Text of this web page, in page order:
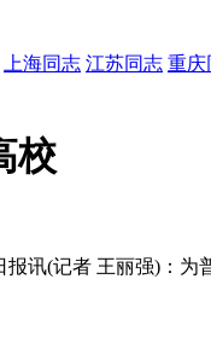
上海同志 江苏同志 重庆
校
(记者 王丽强)：为